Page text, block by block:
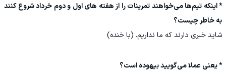
* اینکه تیم‌ها می‌خواهند تمرینات را از هفته های اول و دوم خرداد شروع کنند
به خاطر چیست؟
شاید خبری دارند که ما نداریم. (با خنده)
* یعنی عملا می‌گویید بیهوده است؟